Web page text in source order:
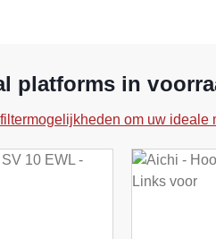
platforms in
om uw ideale